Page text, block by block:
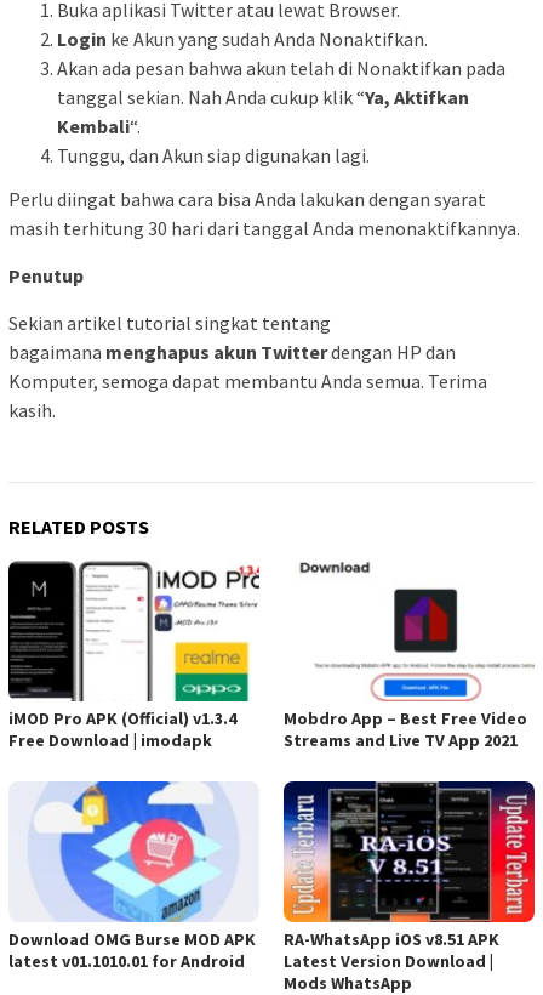
Buka aplikasi Twitter atau lewat Browser.
Login ke Akun yang sudah Anda Nonaktifkan.
Akan ada pesan bahwa akun telah di Nonaktifkan pada
tanggal sekian. Nah Anda cukup klik “Ya, Aktifkan
Kembali“.
Tunggu, dan Akun siap digunakan lagi.
Perlu diingat bahwa cara bisa Anda lakukan dengan syarat
masih terhitung 30 hari dari tanggal Anda menonaktifkannya.
Penutup
Sekian artikel tutorial singkat tentang
bagaimana menghapus akun Twitterdengan HP dan
Komputer, semoga dapat membantu Anda semua. Terima
kasih.
RELATED POSTS
iMOD Pro APK (Official) v1.3.4
Free Download | imodapk
Mobdro App – Best Free Video
Streams and Live TV App 2021
Download OMG Burse MOD APK
latest v01.1010.01 for Android
RA-WhatsApp iOS v8.51 APK
Latest Version Download |
Mods WhatsApp